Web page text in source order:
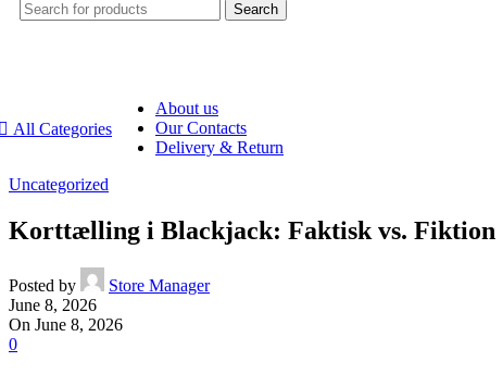
Search
All Categories
About us
Our Contacts
Delivery & Return
Uncategorized
Korttælling i Blackjack: Faktisk vs. Fiktion
Posted by
Store Manager
June 8, 2026
On June 8, 2026
0